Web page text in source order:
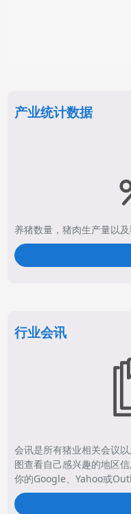
产业统计数据
养猪数量，猪肉生产量以
行业会讯
会讯是所有猪业相关会议
图查看自己感兴趣的地区
你的Google、Yahoo或